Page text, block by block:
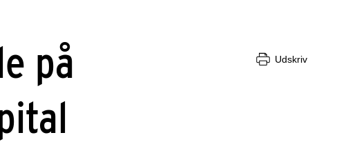
på
Udskriv